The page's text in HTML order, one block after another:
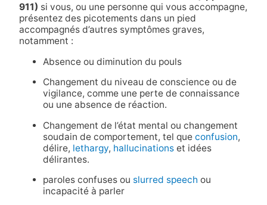
911) si vous, ou une personne qui vous accompagne,
présentez des picotements dans un pied
accompagnés d’autres symptômes graves,
notamment :
Absence ou diminution du pouls
Changement du niveau de conscience ou de
vigilance, comme une perte de connaissance
ou une absence de réaction.
Changement de l’état mental ou changement
soudain de comportement, tel que confusion,
délire, lethargy, hallucinationset idées
délirantes.
paroles confuses ou slurred speech ou
incapacité à parler